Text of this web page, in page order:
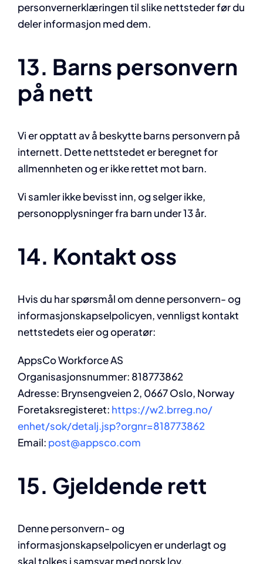
personvernerklæringen til slike nettsteder før du
deler informasjon med dem.
13. Barns personvern
på nett
Vi er opptatt av å beskytte barns personvern på
internett. Dette nettstedet er beregnet for
allmennheten og er ikke rettet mot barn.
Vi samler ikke bevisst inn, og selger ikke,
personopplysninger fra barn under 13 år.
14. Kontakt oss
Hvis du har spørsmål om denne personvern- og
informasjonskapselpolicyen, vennligst kontakt
nettstedets eier og operatør:
AppsCo Workforce AS
Organisasjonsnummer: 818773862
Adresse: Brynsengveien 2, 0667 Oslo, Norway
Foretaksregisteret: https://w2.brreg.no/
enhet/sok/detalj.jsp?orgnr=818773862
Email: post@appsco.com
15. Gjeldende rett
Denne personvern- og
informasjonskapselpolicyen er underlagt og
skal tolkes i samsvar med norsk lov.